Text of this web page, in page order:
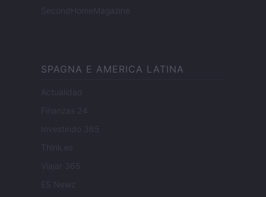
SecondHomeMagazine
SPAGNA E AMERICA LATINA
Actualidad
Finanzas 24
Investindo 365
Think.es
Viajar 365
ES Newz